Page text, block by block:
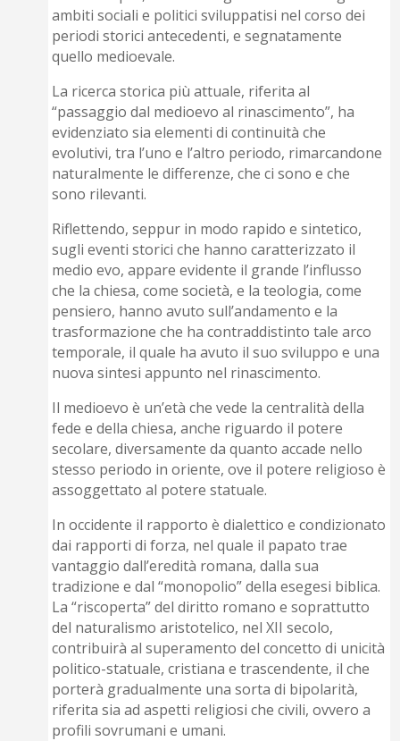
ambiti sociali e politici sviluppatisi nel corso dei
periodi storici antecedenti, e segnatamente
quello medioevale.
La ricerca storica più attuale, riferita al
“passaggio dal medioevo al rinascimento”, ha
evidenziato sia elementi di continuità che
evolutivi, tra l’uno e l’altro periodo, rimarcandone
naturalmente le differenze, che ci sono e che
sono rilevanti.
Riflettendo, seppur in modo rapido e sintetico,
sugli eventi storici che hanno caratterizzato il
medio evo, appare evidente il grande l’influsso
che la chiesa, come società, e la teologia, come
pensiero, hanno avuto sull’andamento e la
trasformazione che ha contraddistinto tale arco
temporale, il quale ha avuto il suo sviluppo e una
nuova sintesi appunto nel rinascimento.
Il medioevo è un’età che vede la centralità della
fede e della chiesa, anche riguardo il potere
secolare, diversamente da quanto accade nello
stesso periodo in oriente, ove il potere religioso è
assoggettato al potere statuale.
In occidente il rapporto è dialettico e condizionato
dai rapporti di forza, nel quale il papato trae
vantaggio dall’eredità romana, dalla sua
tradizione e dal “monopolio” della esegesi biblica.
La “riscoperta” del diritto romano e soprattutto
del naturalismo aristotelico, nel XII secolo,
contribuirà al superamento del concetto di unicità
politico-statuale, cristiana e trascendente, il che
porterà gradualmente una sorta di bipolarità,
riferita sia ad aspetti religiosi che civili, ovvero a
profili sovrumani e umani.